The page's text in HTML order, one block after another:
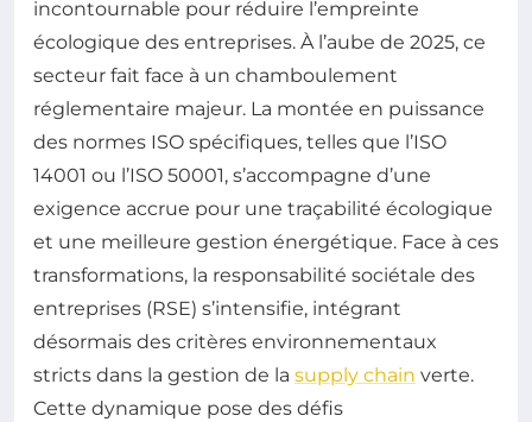
incontournable pour réduire l’empreinte
écologique des entreprises. À l’aube de 2025, ce
secteur fait face à un chamboulement
réglementaire majeur. La montée en puissance
des normes ISO spécifiques, telles que l’ISO
14001 ou l’ISO 50001, s’accompagne d’une
exigence accrue pour une traçabilité écologique
et une meilleure gestion énergétique. Face à ces
transformations, la responsabilité sociétale des
entreprises (RSE) s’intensifie, intégrant
désormais des critères environnementaux
stricts dans la gestion de la supply chain verte.
Cette dynamique pose des défis